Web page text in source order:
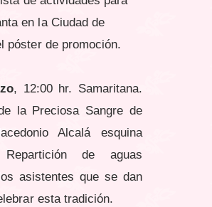
en la Ciudad de
póster de promoción.
, 12:00 hr. Samaritana.
la Preciosa Sangre de
Alcalá esquina
Repartición de aguas
asistentes que se dan
esta tradición.